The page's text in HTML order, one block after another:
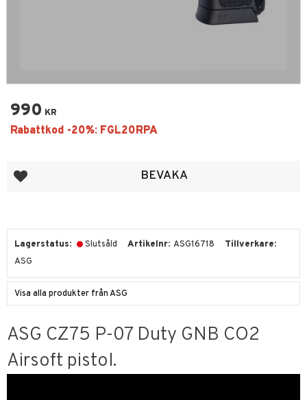
990 KR
Lägg till i favoriter BEVAKA
Lagerstatus Slutsåld Artikelnr ASG16718
Tillverkare
ASG
Visa alla produkter från ASG
ASG CZ75 P-07 Duty GNB CO2
Airsoft pistol.